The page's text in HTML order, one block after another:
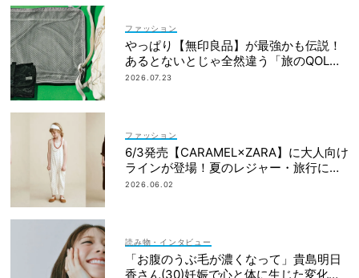
ファッション
やっぱり【無印良品】が最強かも伝説！
あるとないとじゃ全然違う「旅のQOL爆
上げアイテム」
2026.07.23
ファッション
6/3発売【CARAMEL×ZARA】に大人向け
ラインが登場！夏のレジャー・旅行にも
おすすめ
2026.06.02
読み物・インタビュー
「お腹のうぶ毛が濃くなって」貴島明日
香さん(30)妊娠で心と体に生じた変化も